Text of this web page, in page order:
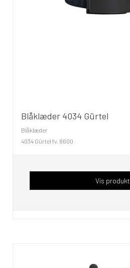
Blåklæder 4034 Gürtel
Blåklæder
4034 Gürtel fv. 8600
Vis produkt